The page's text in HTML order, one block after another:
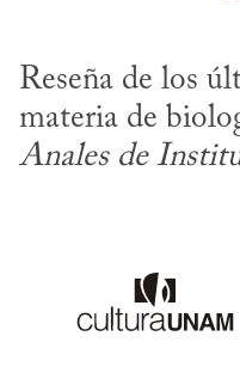
Reseña de los
Anales de